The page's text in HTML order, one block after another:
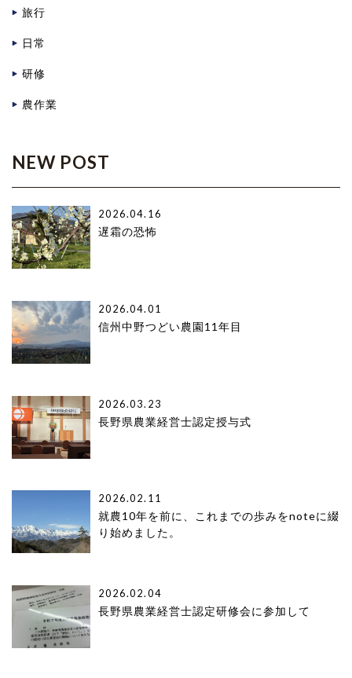
旅行
日常
研修
農作業
NEW POST
2026.04.16
遅霜の恐怖
2026.04.01
信州中野つどい農園11年目
2026.03.23
長野県農業経営士認定授与式
2026.02.11
就農10年を前に、これまでの歩みをnoteに綴
り始めました。
2026.02.04
長野県農業経営士認定研修会に参加して